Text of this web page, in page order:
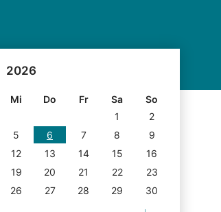
2026
Mi Do Fr Sa
So
1
2
5 6 7 8
9
12 13 14 15
16
19 20 21 22
23
26 27 28 29
30